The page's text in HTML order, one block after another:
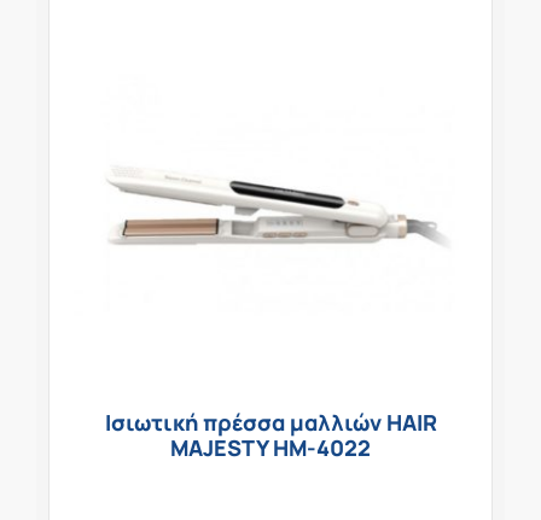
Ισιωτική πρέσσα μαλλιών HAIR
MAJESTY HM-4022